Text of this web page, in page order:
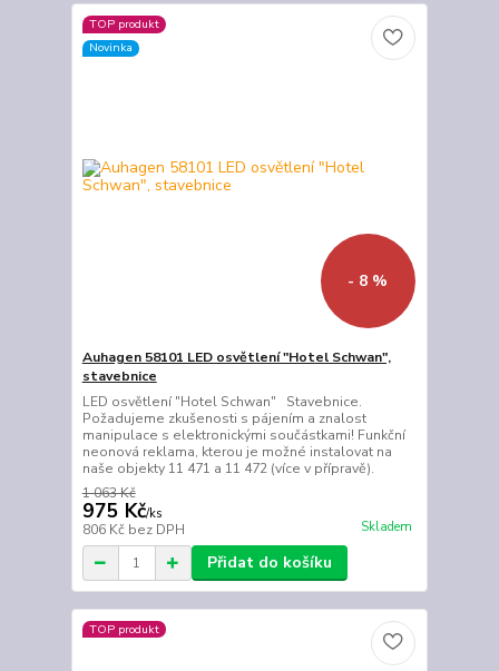
TOP produkt
Novinka
- 8 %
Auhagen 58101 LED osvětlení "Hotel Schwan",
stavebnice
LED osvětlení "Hotel Schwan" Stavebnice.
Požadujeme zkušenosti s pájením a znalost
manipulace s elektronickými součástkami! Funkční
neonová reklama, kterou je možné instalovat na
naše objekty 11 471 a 11 472 (více v přípravě).
1 063 Kč
975 Kč/ks
806 Kč bez DPH Skladem
Přidat do košíku
TOP produkt